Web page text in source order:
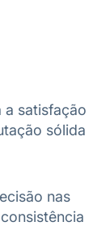
a satisfação
sólida
nas